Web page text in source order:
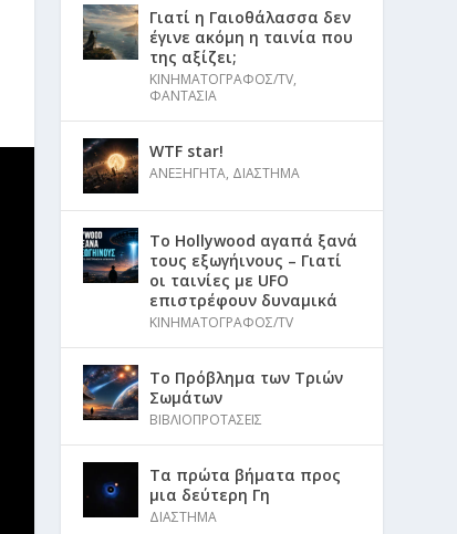
Γιατί η Γαιοθάλασσα δεν
έγινε ακόμη η ταινία που
της αξίζει;
ΚΙΝΗΜΑΤΟΓΡΑΦΟΣ/TV,
ΦΑΝΤΑΣΙΑ
WTF star!
ΑΝΕΞΗΓΗΤΑ, ΔΙΑΣΤΗΜΑ
Το Hollywood αγαπά ξανά
τους εξωγήινους – Γιατί
οι ταινίες με UFO
επιστρέφουν δυναμικά
ΚΙΝΗΜΑΤΟΓΡΑΦΟΣ/TV
Το Πρόβλημα των Τριών
Σωμάτων
ΒΙΒΛΙΟΠΡΟΤΑΣΕΙΣ
Τα πρώτα βήματα προς
μια δεύτερη Γη
ΔΙΑΣΤΗΜΑ